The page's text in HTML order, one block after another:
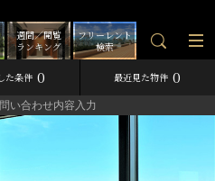
フリーレント
検索
週間／閲覧
ランキング
た条件 0 最近見た物件 0
い合わせ内容入力